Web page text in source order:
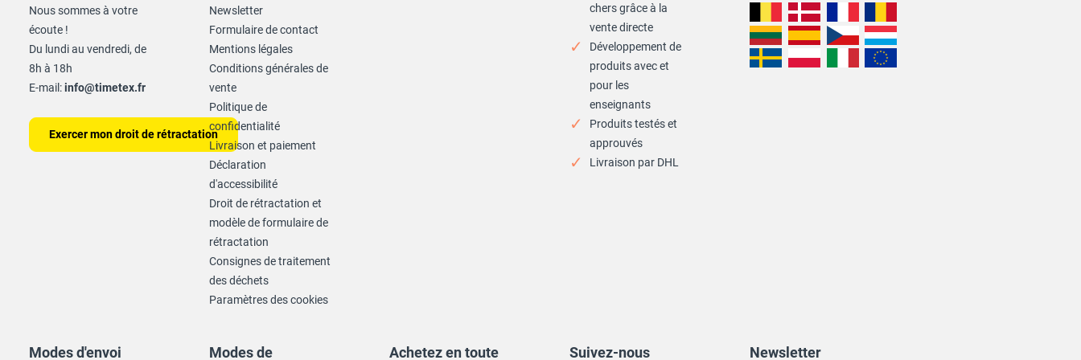
Suivez-nous
chers grâce à la
vente directe
Développement de
produits avec et
pour les
enseignants
Produits testés et
approuvés
Livraison par DHL
Achetez en toute Newsletter
Nous sommes à votre
écoute !
Du lundi au vendredi, de
8h à 18h
E-mail:info@timetex.fr
Exercer mon droit de rétractation
Newsletter
Formulaire de contact
Mentions légales
Conditions générales de
vente
Politique de
confidentialité
Livraison et paiement
Déclaration
d'accessibilité
Droit de rétractation et
modèle de formulaire de
rétractation
Consignes de traitement
des déchets
Paramètres des cookies
Modes de
Modes d'envoi